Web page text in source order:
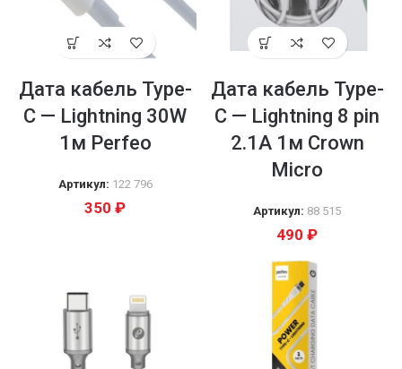
Дата кабель Type-
C — Lightning 30W
1м Perfeo
Артикул: 122 796
350 ₽
Дата кабель Type-
C — Lightning 8 pin
2.1A 1м Crown
Micro
Артикул: 88 515
490 ₽